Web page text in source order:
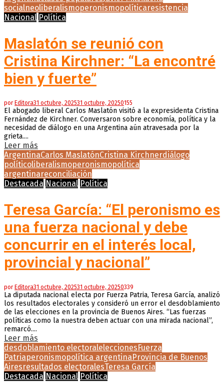
socialneoliberalismoperonismopolíticaresistencia
Nacional Política
Maslatón se reunió con
Cristina Kirchner: “La encontré
bien y fuerte”
por Editora31 octubre, 202531 octubre, 20250155
El abogado liberal Carlos Maslatón visitó a la expresidenta Cristina
Fernández de Kirchner. Conversaron sobre economía, política y la
necesidad de diálogo en una Argentina aún atravesada por la
grieta....
Leer más
ArgentinaCarlos MaslatónCristina Kirchnerdiálogo
políticoliberalismoperonismopolítica
argentinareconciliación
Destacada Nacional Política
Teresa García: “El peronismo es
una fuerza nacional y debe
concurrir en el interés local,
provincial y nacional”
por Editora31 octubre, 202531 octubre, 20250339
La diputada nacional electa por Fuerza Patria, Teresa García, analizó
los resultados electorales y consideró un error el desdoblamiento
de las elecciones en la provincia de Buenos Aires. “Las fuerzas
políticas como la nuestra deben actuar con una mirada nacional”,
remarcó....
Leer más
desdoblamiento electoralelecciones Fuerza
Patriaperonismopolítica argentina Provincia de Buenos
Airesresultados electoralesTeresa García
Destacada Nacional Política